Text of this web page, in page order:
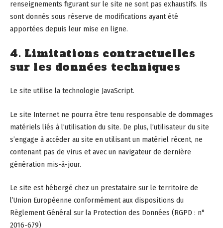
renseignements figurant sur le site ne sont pas exhaustifs. Ils
sont donnés sous réserve de modifications ayant été
apportées depuis leur mise en ligne.
4. Limitations contractuelles
sur les données techniques
Le site utilise la technologie JavaScript.
Le site Internet ne pourra être tenu responsable de dommages
matériels liés à l’utilisation du site. De plus, l’utilisateur du site
s’engage à accéder au site en utilisant un matériel récent, ne
contenant pas de virus et avec un navigateur de dernière
génération mis-à-jour.
Le site est hébergé chez un prestataire sur le territoire de
l’Union Européenne conformément aux dispositions du
Règlement Général sur la Protection des Données (RGPD : n°
2016-679)